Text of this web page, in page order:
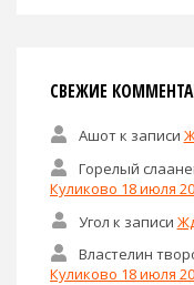
СВЕЖИЕ
Ашотк записи
Горелый
Куликово 18 июля
Угол к записи
Властелин
Куликово 18 июля